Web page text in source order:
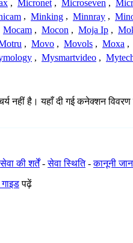
, Micronet , Microseven ,
, Minking , Minnray ,
Mocam , Mocon , Moja Ip ,
, Movo , Movols , Moxa ,
, Mysmartvideo ,
नहीं है। यहाँ दी गई कनेक्शन
सेवा की शर्तें-सेवा स्थिति-कानूनी
पढ़ें